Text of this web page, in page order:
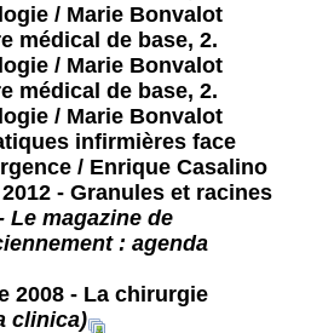
/ Marie Bonvalot
médical de base, 2.
/ Marie Bonvalot
médical de base, 2.
/ Marie Bonvalot
infirmières face
/ Enrique Casalino
- Granules et racines
Le magazine de
: agenda
2008 - La chirurgie
clinica)